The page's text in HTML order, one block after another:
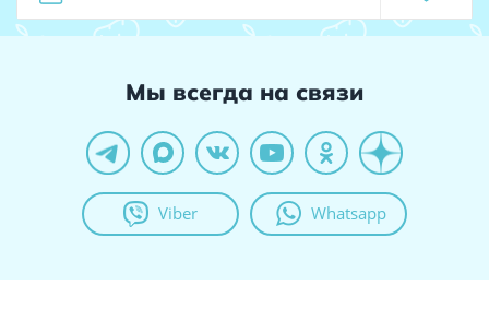
Мы всегда на связи
Viber Whatsapp